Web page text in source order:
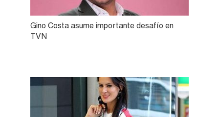
Gino Costa asume importante desafío en
TVN